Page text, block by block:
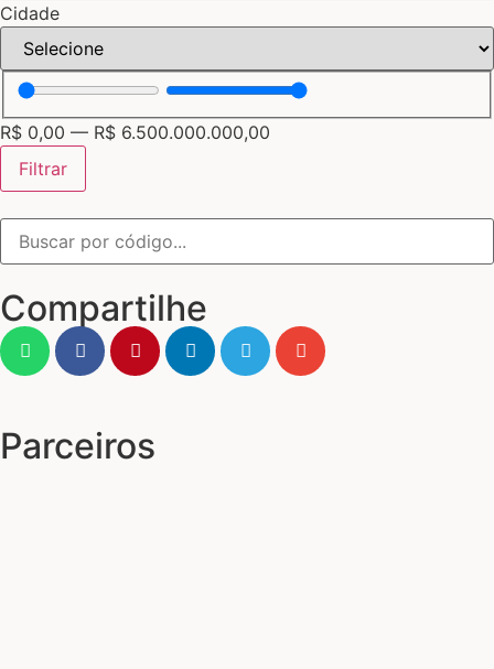
Cidade
R$ 0,00 — R$ 6.500.000.000,00
Filtrar
Compartilhe
Parceiros